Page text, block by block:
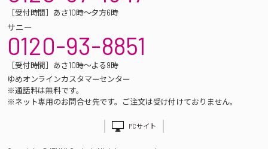
［受付時間］あさ10時～夕方6時
サニー
0120-93-8851
［受付時間］あさ10時～よる9時
ゆめオンラインカスタマーセンター
※通話料は無料です。
※ネット専用のお問合せ先です。ご注文は受け付けておりません。
PCサイト